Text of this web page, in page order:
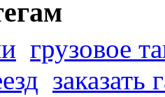
грузовое
заказать